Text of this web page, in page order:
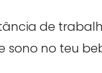
de
sono no teu